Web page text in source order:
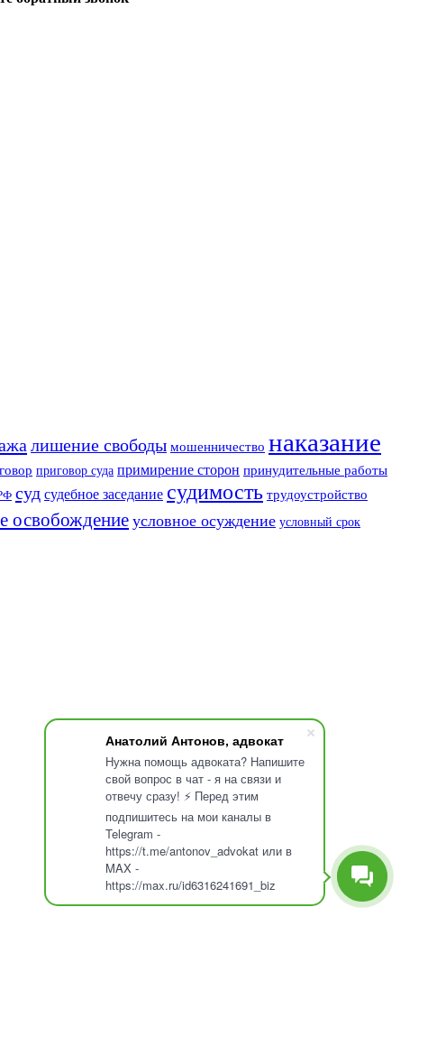
Анатолий Антонов, адвокат
Нужна помощь адвоката? Напишите
свой вопрос в чат - я на связи и
отвечу сразу! ⚡ Перед этим
подпишитесь на мои каналы в
Telegram -
https://t.me/antonov_advokat или в
MAX -
https://max.ru/id6316241691_biz
лишение свободы мошенничество наказание
приговор суда примирение сторон принудительные работы
суд судебное заседание судимость трудоустройство
освобождениеусловное осуждение условный срок